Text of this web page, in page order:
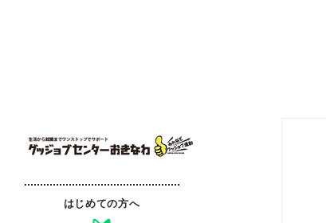
はじめての方へ